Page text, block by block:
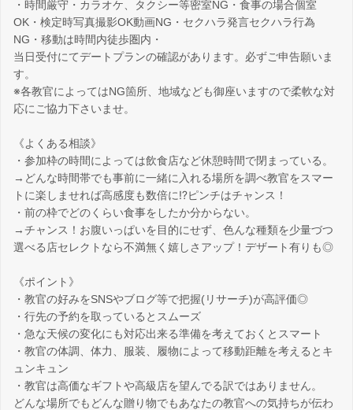
・時間厳守・カラオケ、タクシー等密室NG・食事の場合個室
OK・検定時写真撮影OK動画NG・セクハラ発言セクハラ行為
NG・移動は時間内徒歩圏内・
当日受付にてデートプランの確認があります。必ずご申告願いま
す。
※各教官によってはNG箇所、地域なども御座いますので柔軟な対
応にご協力下さいませ。
《よくある相談》
・参加枠の時間によっては飲食店など休憩時間で閉まっている。
→どんな時間帯でも事前に一緒に入れる場所を調べ教官をスマー
トに楽しませれば高感度も数倍に⁉ピンチはチャンス！
・前の枠でどのくらい食事をしたか分からない。
→チャンス！お腹いっぱいを目的にせず、色んな種類を少量づつ
選べる店セレクトなら不満無く嬉しさアップ！デザート有りも◎
《ポイント》
・教官の好みをSNSやブログ等で把握(リサーチ)が高評価◎
・行先の予約を取っているとスムーズ
・急な天候の変化にも対応出来る準備を考えておくとスマート
・教官の体調、体力、服装、履物によって移動距離を考えるとキ
ュンキュン
・教官は高価なギフトや高級店を望んでる訳ではありません。
どんな場所でもどんな贈り物でもあなたの教官への気持ちが伝わ